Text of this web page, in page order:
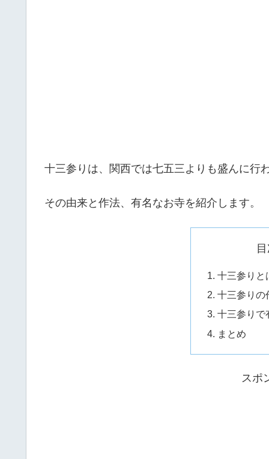
十三参りは、関西では七五三よりも盛んに行
その由来と作法、有名なお寺を紹介します。
十三参り
十三参りの
十三参りで
まとめ
スポ